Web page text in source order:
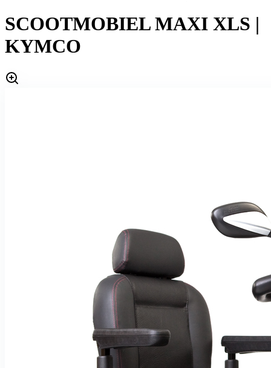
SCOOTMOBIEL MAXI XLS |
KYMCO